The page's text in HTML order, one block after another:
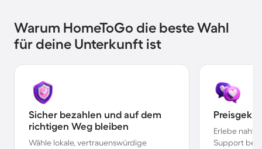
Warum HomeToGo die beste Wahl
für deine Unterkunft ist
Sicher bezahlen und auf dem
richtigen Weg bleiben
Wähle lokale, vertrauenswürdige
Erlebe
Support bei